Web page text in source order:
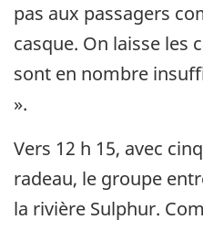
pas aux passagers
casque. On laisse les
sont en nombre
».
Vers 12 h 15, avec
radeau, le groupe
la rivière Sulphur.